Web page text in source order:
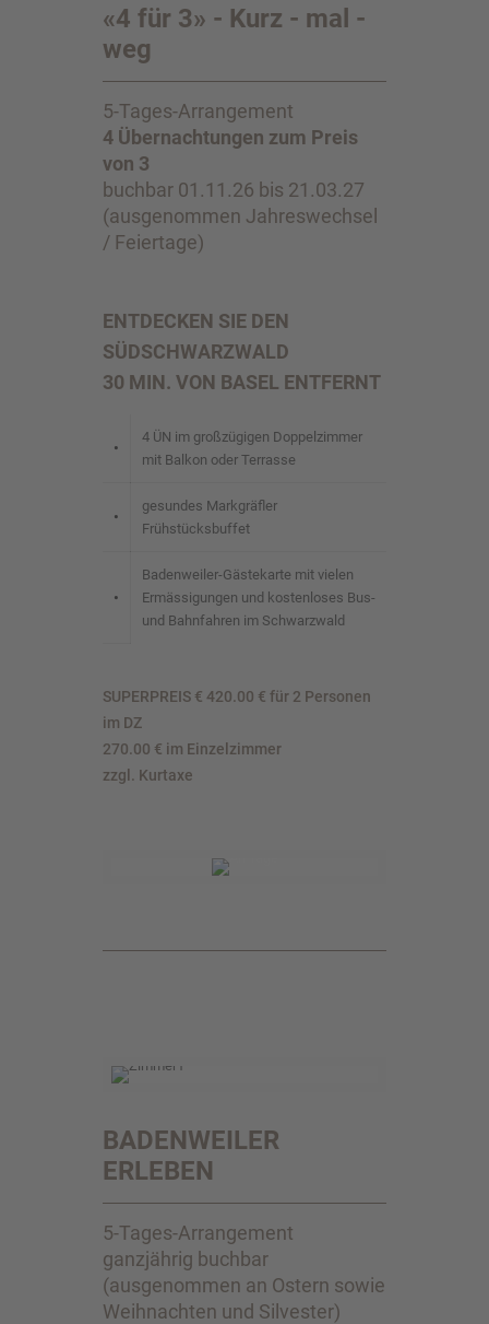
«4 für 3» - Kurz - mal -
weg
5-Tages-Arrangement
4 Übernachtungen zum Preis
von 3
buchbar 01.11.26 bis 21.03.27
(ausgenommen Jahreswechsel
/ Feiertage)
ENTDECKEN SIE DEN
SÜDSCHWARZWALD
30 MIN. VON BASEL ENTFERNT
•
4 ÜN im großzügigen Doppelzimmer
mit Balkon oder Terrasse
•
gesundes Markgräfler
Frühstücksbuffet
•
Badenweiler-Gästekarte mit vielen
Ermässigungen und kostenloses Bus-
und Bahnfahren im Schwarzwald
SUPERPREIS € 420.00 € für 2 Personen
im DZ
270.00 € im Einzelzimmer
zzgl. Kurtaxe
BADENWEILER
ERLEBEN
5-Tages-Arrangement
ganzjährig buchbar
(ausgenommen an Ostern sowie
Weihnachten und Silvester)